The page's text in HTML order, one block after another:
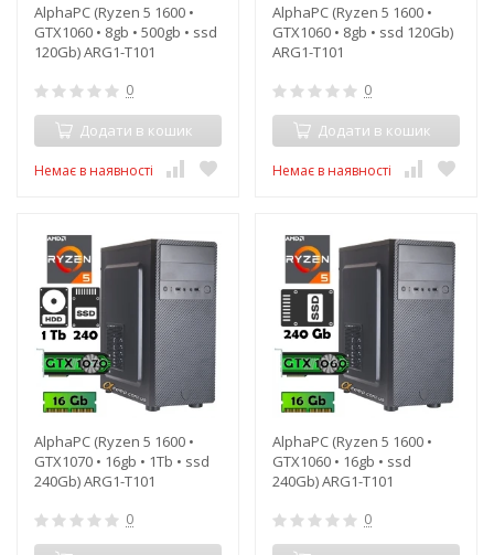
AlphaPC (Ryzen 5 1600 •
GTX1060 • 8gb • 500gb • ssd
120Gb) ARG1-T101
0
Додати в кошик
Немає в наявності
AlphaPC (Ryzen 5 1600 •
GTX1060 • 8gb • ssd 120Gb)
ARG1-T101
0
Додати в кошик
Немає в наявності
AlphaPC (Ryzen 5 1600 •
GTX1070 • 16gb • 1Tb • ssd
240Gb) ARG1-T101
0
AlphaPC (Ryzen 5 1600 •
GTX1060 • 16gb • ssd
240Gb) ARG1-T101
0